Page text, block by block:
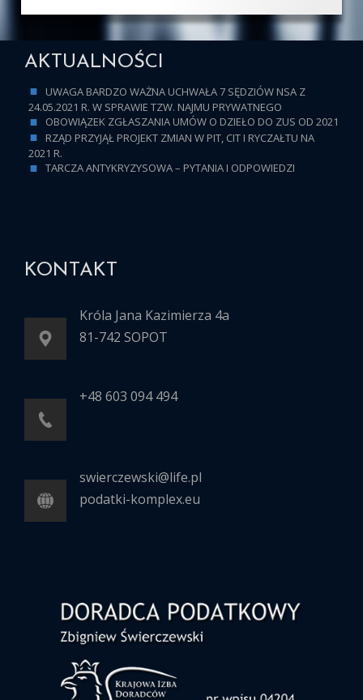
AKTUALNOŚCI
UWAGA BARDZO WAŻNA UCHWAŁA 7 SĘDZIÓW NSA Z
24.05.2021 R. W SPRAWIE TZW. NAJMU PRYWATNEGO
OBOWIĄZEK ZGŁASZANIA UMÓW O DZIEŁO DO ZUS OD 2021
RZĄD PRZYJĄŁ PROJEKT ZMIAN W PIT, CIT I RYCZAŁTU NA
2021 R.
TARCZA ANTYKRYZYSOWA – PYTANIA I ODPOWIEDZI
KONTAKT
Króla Jana Kazimierza 4a
81-742 SOPOT
+48 603 094 494
swierczewski@life.pl
podatki-komplex.eu